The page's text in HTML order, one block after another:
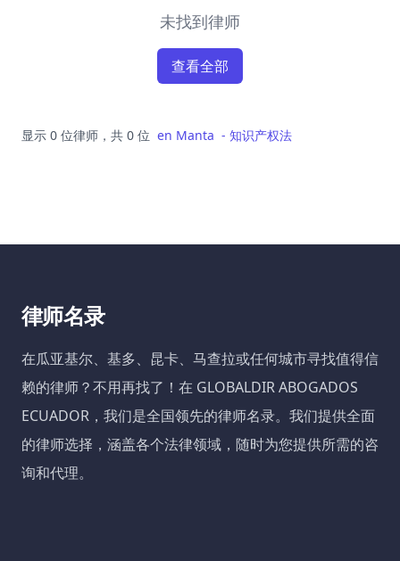
未找到律师
查看全部
显示 0 位律师，共 0 位 en Manta - 知识产权法
律师名录
在瓜亚基尔、基多、昆卡、马查拉或任何城市寻找值得信
赖的律师？不用再找了！在 GLOBALDIR ABOGADOS
ECUADOR，我们是全国领先的律师名录。我们提供全面
的律师选择，涵盖各个法律领域，随时为您提供所需的咨
询和代理。